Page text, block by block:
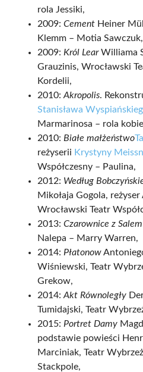
rola Jessiki,
2009: Cement Heiner
Klemm – Motia Sawczuk,
2009: Król LearWilliama
Grauzinis, Wrocławski
Kordelii,
2010: Akropolis.
Stanisława
Marmarinosa – rola
2010: Białe małżeństwo
reżyserii Krystyny
Współczesny – Paulina,
2012: Według
Mikołaja Gogola,
Wrocławski Teatr
2013: Czarownice z Salem
Nalepa – Marry Warren,
2014: Płatonow
Wiśniewski, Teatr
Grekow,
2014: Akt Równoległy
Tumidajski, Teatr
2015: Portret Damy
podstawie powieści
Marciniak, Teatr
Stackpole,